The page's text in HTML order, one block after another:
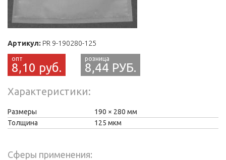
Артикул: PR 9-190280-125
8,10 руб. 8,44 РУБ.
Характеристики
Размеры 190
280 мм
Толщина
125 мкм
Сферы применения: